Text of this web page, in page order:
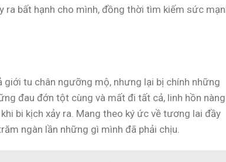
ra bất hạnh cho mình, đồng thời tìm kiếm sức
tu chân ngưỡng mộ, nhưng lại bị chính những
đau đớn tột cùng và mất đi tất cả, linh hồn nàng
bi kịch xảy ra. Mang theo ký ức về tương lai đầy
ngàn lần những gì mình đã phải chịu.